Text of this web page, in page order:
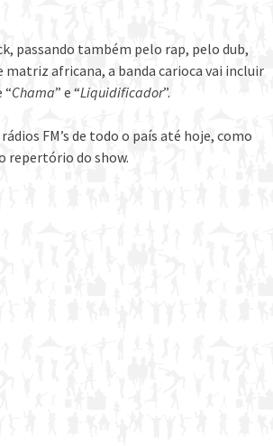
passando também pelo rap, pelo dub,
africana, a banda carioca vai incluir
“Chama” e “Liquidificador”.
FM’s de todo o país até hoje, como
repertório do show.